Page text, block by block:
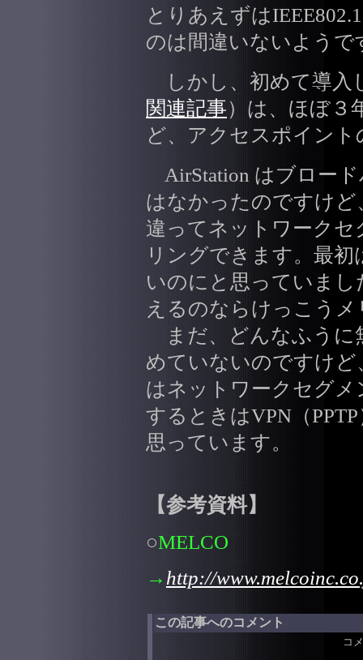
とりあえずは
のは間違いないようで
しかし、初めて導入
関連記事）は、ほぼ３
ど、アクセスポイン
AirStation はブロー
はなかったのですけ
違ってネットワーク
リングできます。最
いのにと思っていま
えるのならけっこう
まだ、どんなふうに
めていないのですけ
はネットワークセグ
するときはVPN（
思っています。
【参考資料】
○MELCO
→ http://
この記事へのコメント
コ